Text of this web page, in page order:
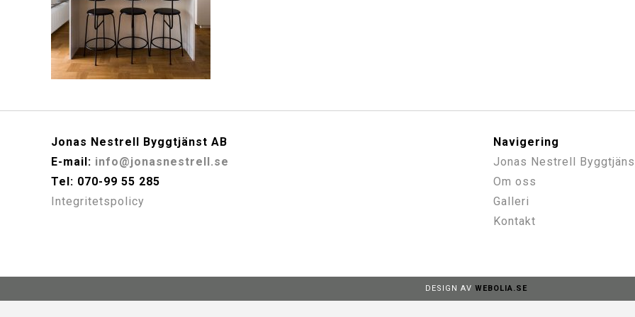
Jonas Nestrell Byggtjänst AB
E-mail: info@jonasnestrell.se
Tel: 070-99 55 285
Integritetspolicy
Navigering
Jonas Nestrell
Om oss
Galleri
Kontakt
DESIGN AV WEBOLIA.SE